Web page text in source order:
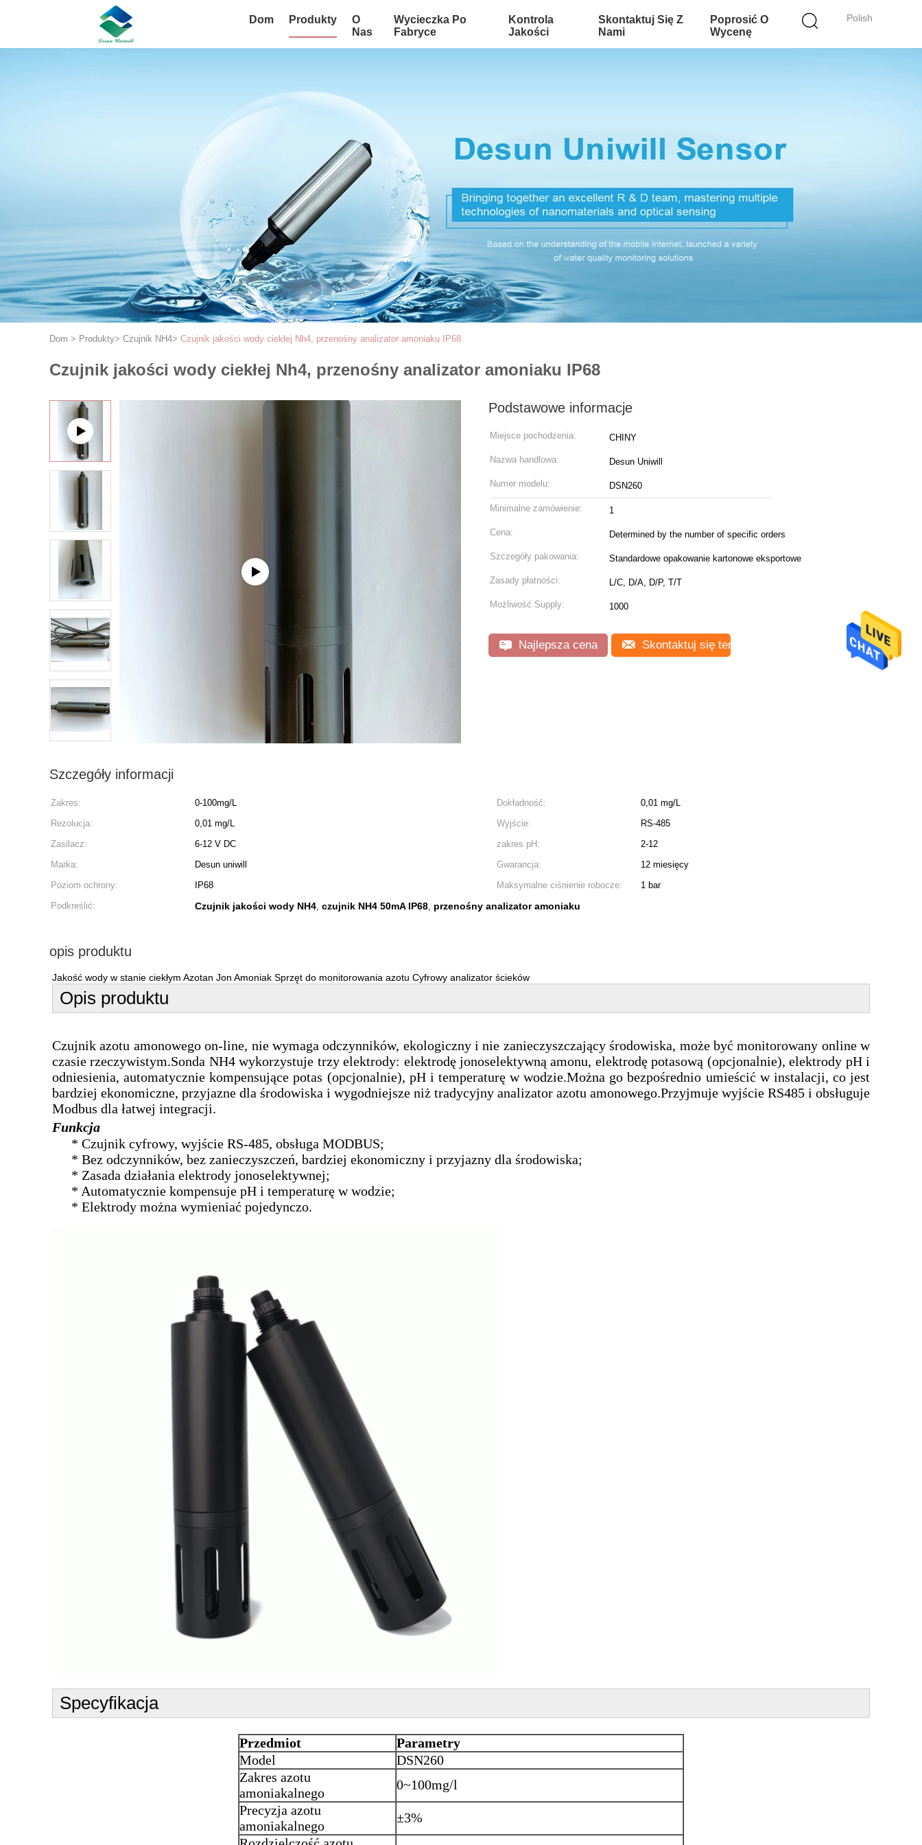
Polish
Dom Produkty
O
Nas
Wycieczka Po
Fabryce
Kontrola
Jakości
Skontaktuj Się Z
Nami
Poprosić O
Wycenę
Dom > Produkty> Czujnik NH4> Czujnik jakości wody ciekłej Nh4, przenośny analizator amoniaku IP68
Czujnik jakości wody ciekłej Nh4, przenośny analizator amoniaku IP68
Podstawowe informacje
Miejsce pochodzenia: CHINY
Nazwa handlowa: Desun Uniwill
Numer modelu: DSN260
Minimalne zamówienie: 1
Cena: Determined by the number of specific orders
Szczegóły pakowania: Standardowe opakowanie kartonowe eksportowe
Zasady płatności: L/C, D/A, D/P, T/T
Możliwość Supply: 1000
Najlepsza cena Skontaktuj się teraz
Szczegóły informacji
Zakres: 0-100mg/L Dokładność:
0,01 mg/L
Rezolucja:
0,01 mg/L Wyjście:
RS-485
Zasilacz:
6-12 V DC zakres pH:
2-12
Marka:
Desun uniwill Gwarancja:
12 miesięcy
Poziom ochrony:
IP68 Maksymalne ciśnienie robocze:
1 bar
Podkreślić:
Czujnik jakości wody NH4, czujnik NH4 50mA IP68, przenośny analizator amoniaku
opis produktu
Jakość wody w stanie ciekłym Azotan Jon Amoniak Sprzęt do monitorowania azotu Cyfrowy analizator ścieków
Opis produktu
Czujnik azotu amonowego on-line, nie wymaga odczynników, ekologiczny i nie zanieczyszczający środowiska, może być monitorowany online w
czasie rzeczywistym.Sonda NH4 wykorzystuje trzy elektrody: elektrodę jonoselektywną amonu, elektrodę potasową (opcjonalnie), elektrody pH i
odniesienia, automatycznie kompensujące potas (opcjonalnie), pH i temperaturę w wodzie.Można go bezpośrednio umieścić w instalacji, co jest
bardziej ekonomiczne, przyjazne dla środowiska i wygodniejsze niż tradycyjny analizator azotu amonowego.Przyjmuje wyjście RS485 i obsługuje
Modbus dla łatwej integracji.
Funkcja
* Czujnik cyfrowy, wyjście RS-485, obsługa MODBUS;
* Bez odczynników, bez zanieczyszczeń, bardziej ekonomiczny i przyjazny dla środowiska;
* Zasada działania elektrody jonoselektywnej;
* Automatycznie kompensuje pH i temperaturę w wodzie;
* Elektrody można wymieniać pojedynczo.
Specyfikacja
Przedmiot
Parametry
Model
DSN260
Zakres azotu
amoniakalnego
0~100mg/l
Precyzja azotu
amoniakalnego
±3%